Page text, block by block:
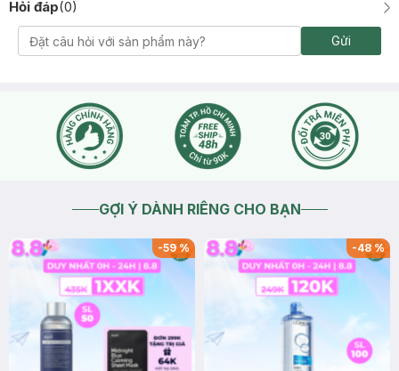
Hỏi đáp(0)
Gửi
GỢI Ý DÀNH RIÊNG CHO BẠN
-59% -48%